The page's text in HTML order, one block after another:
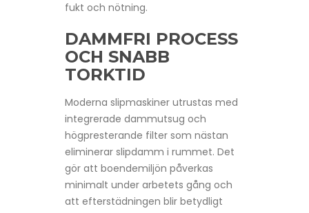
fukt och nötning.
DAMMFRI PROCESS
OCH SNABB
TORKTID
Moderna slipmaskiner utrustas med
integrerade dammutsug och
högpresterande filter som nästan
eliminerar slipdamm i rummet. Det
gör att boendemiljön påverkas
minimalt under arbetets gång och
att efterstädningen blir betydligt